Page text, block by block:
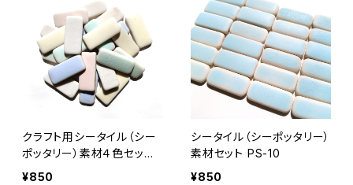
クラフト用シータイル（シー
ポッタリー）素材４色セット
PS-11
¥850
シータイル（シーポッタリー）
素材セット PS-10
¥850